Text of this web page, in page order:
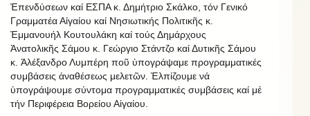
Ἐπενδύσεων καί ΕΣΠΑ κ. Δημήτριο Σκάλκο, τόν Γενικό
Γραμματέα Αἰγαίου καί Νησιωτικής Πολιτικῆς κ.
Ἐμμανουήλ Κουτουλάκη καί τούς Δημάρχους
Ἀνατολικῆς Σάμου κ. Γεώργιο Στάντζο καί Δυτικῆς Σάμου
κ. Ἀλέξανδρο Λυμπέρη ποῦ ὑπογράψαμε προγραμματικές
συμβάσεις ἀναθέσεως μελετῶν. Ἐλπίζουμε νά
ὑπογράψουμε σύντομα προγραμματικές συμβάσεις καί μέ
τήν Περιφέρεια Βορείου Αἰγαίου.